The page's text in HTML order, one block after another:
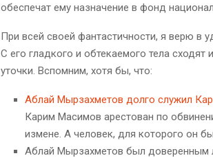
обеспечат ему назначение в фонд
При всей своей фантастичности, я верю в
С его гладкого и обтекаемого тела сходят
уточки. Вспомним, хотя бы, что:
Аблай Мырзахметов долго служил
Карим Масимов арестован по
измене. А человек, для которого он
Аблай Мырзахметов был